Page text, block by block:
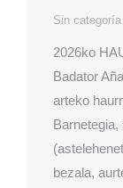
Sin categoría
2026ko
Badator
arteko
bezala,